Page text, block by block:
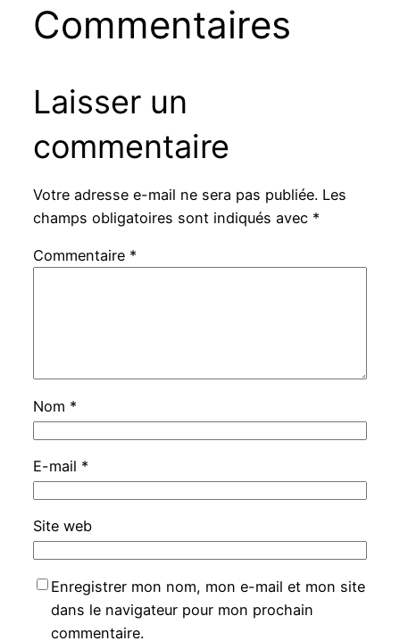
Commentaires
Laisser un
commentaire
Votre adresse e-mail ne sera pas publiée. Les
champs obligatoires sont indiqués avec *
Commentaire *
Nom *
E-mail *
Site web
Enregistrer mon nom, mon e-mail et mon site
dans le navigateur pour mon prochain
commentaire.